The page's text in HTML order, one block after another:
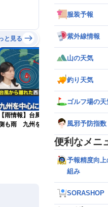
と見る
【雨情報】台風から離れた西日本太平洋
も雨 九州を中心に大雨のおそれ
服装予報
紫外線情報
山の天気
釣り天気
ゴルフ場の天
風邪予防指数
便利なメニ
予報精度向上
組み
SORASHOP